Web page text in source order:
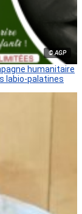
© AGP
humanitaire
labio-palatines